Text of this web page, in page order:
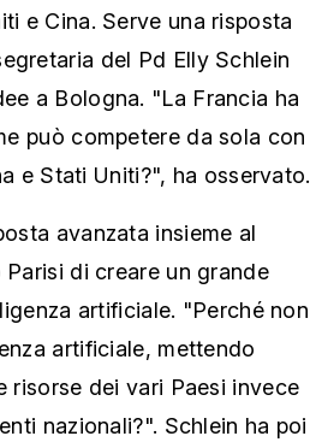
e Cina. Serve una risposta
del Pd Elly Schlein
a Bologna. "La Francia ha
può competere da sola con
e Stati Uniti?", ha osservato.
avanzata insieme al
di creare un grande
artificiale. "Perché non
artificiale, mettendo
risorse dei vari Paesi invece
nazionali?". Schlein ha poi